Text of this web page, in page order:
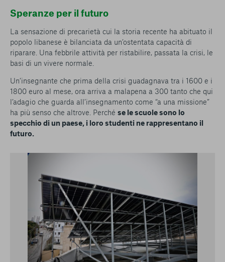
Speranze per il futuro
La sensazione di precarietà cui la storia recente ha abituato il
popolo libanese è bilanciata da un’ostentata capacità di
riparare. Una febbrile attività per ristabilire, passata la crisi, le
basi di un vivere normale.
Un’insegnante che prima della crisi guadagnava tra i 1600 e i
1800 euro al mese, ora arriva a malapena a 300 tanto che qui
l’adagio che guarda all’insegnamento come “a una missione”
ha più senso che altrove. Perché se le scuole sono lo
specchio di un paese, i loro studenti ne rappresentano il
futuro.